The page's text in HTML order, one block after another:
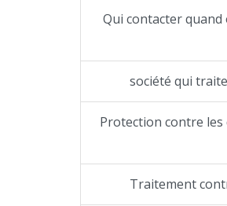
Qui contacter quand
société qui
Protection contre les
Traitement